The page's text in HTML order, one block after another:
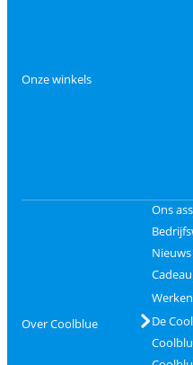
Onze winkels
Over Coolblue
Ons
Nieuws
De